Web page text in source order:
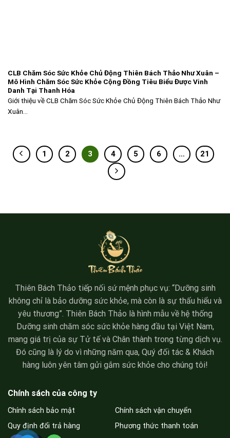
CLB Chăm Sóc Sức Khỏe Chủ Động Thiên Bách Thảo Như Xuân –
Mô Hình Chăm Sóc Sức Khỏe Cộng Đồng Tiêu Biểu Được Vinh
Danh Tại Thanh Hóa
Giới thiệu về CLB Chăm Sóc Sức Khỏe Chủ Động Thiên Bách Thảo Như
Xuân...
1 2 3 4 5 6 … 21
Thiên Bách Thảo tiếp nối sứ mệnh phục vụ: “Dưỡng sinh
không chỉ là bảo dưỡng sức khỏe, mà còn là sự thấu hiểu và
yêu thương”. Thiên Bách Thảo là hình mẫu về hệ thống
Dưỡng sinh chăm sóc sức khỏe hàng đầu tại Việt Nam,
mang giá trị của sự Tử tế và Chân thành trong từng dịch vụ.
Đó cũng là lý do vì những năm qua, Quý đối tác & Khách
hàng luôn yên tâm gửi gắm sức khỏe cho chúng tôi!
Chính sách của công ty
Chính sách bảo mật
Chính sách vận chuyển
Quy định đổi trả hàng
Phương thức thanh toán